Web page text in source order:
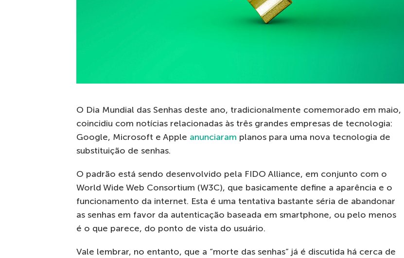
O Dia Mundial das Senhas deste ano, tradicionalmente comemorado em maio,
coincidiu com notícias relacionadas às três grandes empresas de tecnologia:
Google, Microsoft e Apple anunciaram planos para uma nova tecnologia de
substituição de senhas.
O padrão está sendo desenvolvido pela FIDO Alliance, em conjunto com o
World Wide Web Consortium (W3C), que basicamente define a aparência e o
funcionamento da internet. Esta é uma tentativa bastante séria de abandonar
as senhas em favor da autenticação baseada em smartphone, ou pelo menos
é o que parece, do ponto de vista do usuário.
Vale lembrar, no entanto, que a “morte das senhas” já é discutida há cerca de